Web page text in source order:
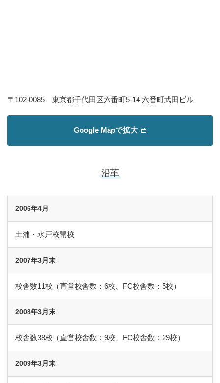
〒102-0085 東京都千代田区六番町5-14 六番町武田ビル
Google Mapで拡大
沿革
2006年4月
土浦・水戸校開校
2007年3月末
校舎数11校（直営校舎数：6校、FC校舎数：5校）
2008年3月末
校舎数38校（直営校舎数：9校、FC校舎数：29校）
2009年3月末